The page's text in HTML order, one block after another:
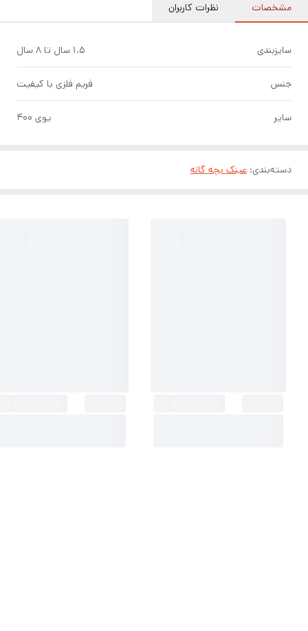
مشخصات نظرات کاربران
سایزبندی ۱.۵ سال تا ۸ سال
جنس فریم فلزی با کیفیت
سایر یوی ۴۰۰
دسته‌بندی: عینک بچه گانه